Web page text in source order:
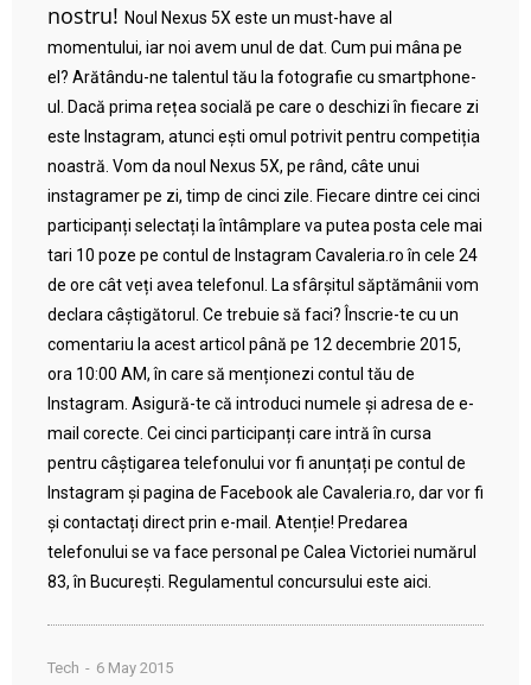
nostru! Noul Nexus 5X este un must-have al
momentului, iar noi avem unul de dat. Cum pui mâna pe
el? Arătându-ne talentul tău la fotografie cu smartphone-
ul. Dacă prima rețea socială pe care o deschizi în fiecare zi
este Instagram, atunci ești omul potrivit pentru competiția
noastră. Vom da noul Nexus 5X, pe rând, câte unui
instagramer pe zi, timp de cinci zile. Fiecare dintre cei cinci
participanți selectați la întâmplare va putea posta cele mai
tari 10 poze pe contul de Instagram Cavaleria.ro în cele 24
de ore cât veți avea telefonul. La sfârșitul săptămânii vom
declara câștigătorul. Ce trebuie să faci? Înscrie-te cu un
comentariu la acest articol până pe 12 decembrie 2015,
ora 10:00 AM, în care să menționezi contul tău de
Instagram. Asigură-te că introduci numele și adresa de e-
mail corecte. Cei cinci participanți care intră în cursa
pentru câștigarea telefonului vor fi anunțați pe contul de
Instagram și pagina de Facebook ale Cavaleria.ro, dar vor fi
și contactați direct prin e-mail. Atenție! Predarea
telefonului se va face personal pe Calea Victoriei numărul
83, în București. Regulamentul concursului este aici.
Tech 6 May 2015